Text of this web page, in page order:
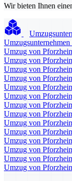
Wir bieten Ihnen
Umzug von
Umzug von
Umzug von
Umzug von
Umzug von
Umzug von
Umzug von
Umzug von
Umzug von
Umzug von
Umzug von
Umzug von
Umzug von
Umzug von